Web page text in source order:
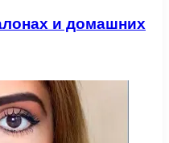
и домашних